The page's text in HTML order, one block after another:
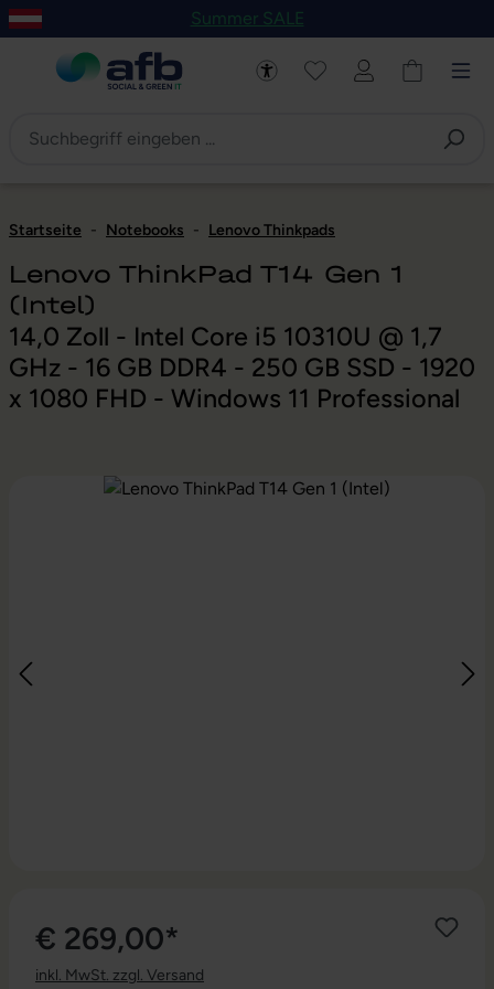
Hauptinhalt springen
Zur Navigation der B2B-Plattform springen
Summer SALE
Startseite - Notebooks - Lenovo Thinkpads
Lenovo ThinkPad T14 Gen 1
(Intel)
14,0 Zoll - Intel Core i5 10310U @ 1,7
GHz - 16 GB DDR4 - 250 GB SSD - 1920
x 1080 FHD - Windows 11 Professional
Bildergalerie überspringen
€ 269,00*
inkl. MwSt. zzgl. Versand